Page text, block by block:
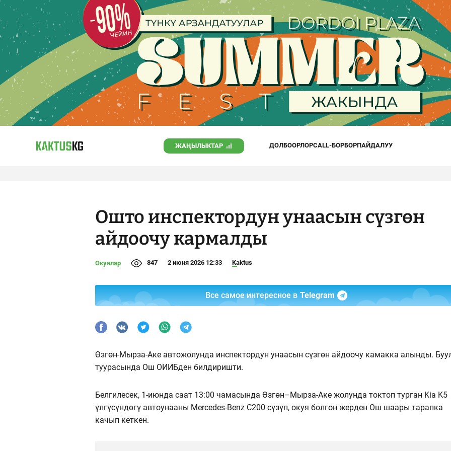
ЖАҢЫЛЫКТАР ДОЛБООРЛОРCALL-БОРБОРПАЙДАЛУУ
Ошто инспектордун унаасын сүзгөн
айдоочу кармалды
Окуялар 847 2 июня 2026 12:33 Kaktus
Все самое интересное в Telegram
Өзгөн-Мырза-Аке автожолунда инспектордун унаасын сүзгөн айдоочу камакка алынды.
туурасында Ош ОИИБден билдиришти.
Белгилесек, 1-июнда саат 13:00 чамасында Өзгөн–Мырза-Аке жолунда токтоп турган Kia K5
үлгүсүндөгү автоунааны Mercedes-Benz C200 сүзүп, окуя болгон жерден Ош шаары тарапка
качып кеткен.